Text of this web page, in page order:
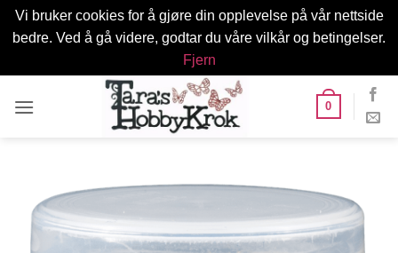
Vi bruker cookies for å gjøre din opplevelse på vår nettside
bedre. Ved å gå videre, godtar du våre vilkår og betingelser.
Fjern
0